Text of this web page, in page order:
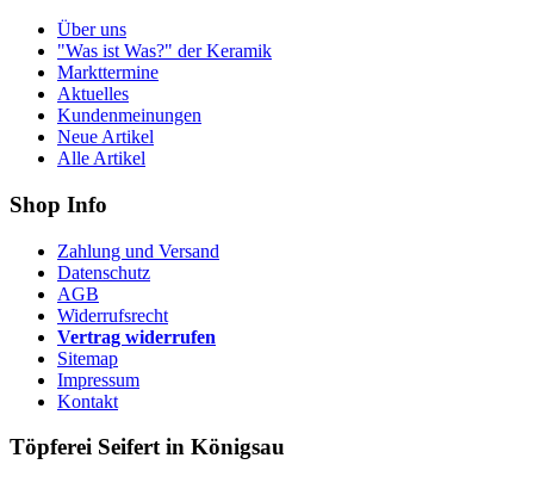
Über uns
"Was ist Was?" der Keramik
Markttermine
Aktuelles
Kundenmeinungen
Neue Artikel
Alle Artikel
Shop Info
Zahlung und Versand
Datenschutz
AGB
Widerrufsrecht
Vertrag widerrufen
Sitemap
Impressum
Kontakt
Töpferei Seifert in Königsau